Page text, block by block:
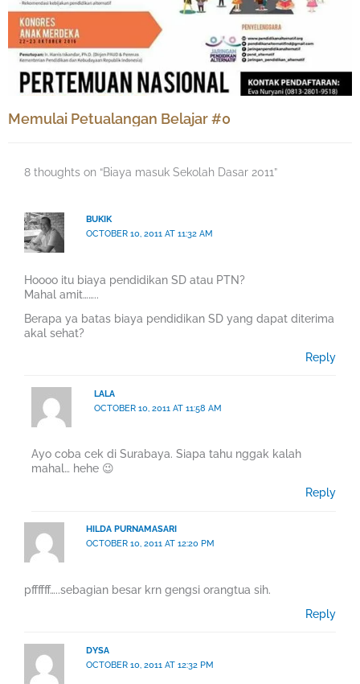
Memulai Petualangan Belajar #0
8 thoughts on “Biaya masuk Sekolah Dasar 2011”
BUKIK
OCTOBER 10, 2011 AT 11:32 AM
Hoooo itu biaya pendidikan SD atau PTN?
Mahal amit……..
Berapa ya batas biaya pendidikan SD yang dapat diterima
akal sehat?
Reply
LALA
OCTOBER 10, 2011 AT 11:58 AM
Ayo coba cek di Surabaya. Siapa tahu nggak kalah
mahal… hehe 😉
Reply
HILDA PURNAMASARI
OCTOBER 10, 2011 AT 12:20 PM
pffffff…..sebagian besar krn gengsi orangtua sih.
Reply
DYSA
OCTOBER 10, 2011 AT 12:32 PM